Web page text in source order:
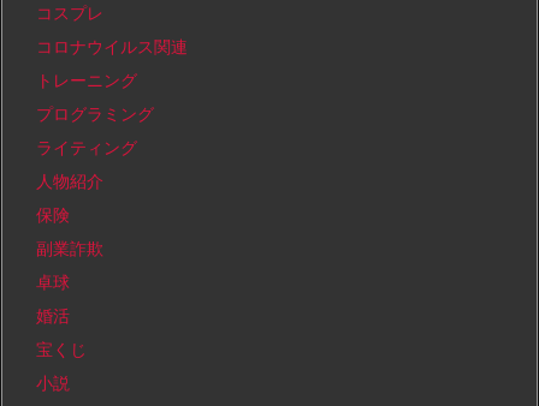
コスプレ
コロナウイルス関連
トレーニング
プログラミング
ライティング
人物紹介
保険
副業詐欺
卓球
婚活
宝くじ
小説